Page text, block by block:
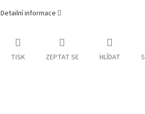
Detailní informace
TISK ZEPTAT SE HLÍDAT